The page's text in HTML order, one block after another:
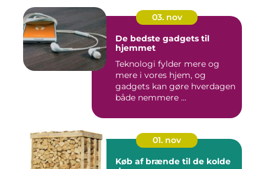
03. nov
De bedste gadgets til
hjemmet
Teknologi fylder mere og
mere i vores hjem, og
gadgets kan gøre hverdagen
både nemmere ...
01. nov
Køb af brænde til de kolde